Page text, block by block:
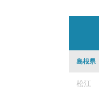
島根県
松江